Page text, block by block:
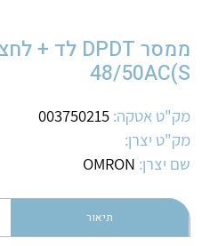
איכות |
אטקה בע”מ היא החברה הגדולה
מיתוג, בקרה , ואינסטלציה חשמלית
חשמל
קופסאות וארונות לחשמל,
לכל מוצרי היצרן
לכל מוצרי היצרן
48/50AC(S
מק"ט אטקה: 003750215
מק"ט יצרן:
שם יצרן: OMRON
תיאור